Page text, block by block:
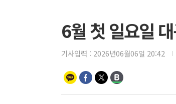
6월 첫 일요일
기사입력 : 2026년06월06일 20:42